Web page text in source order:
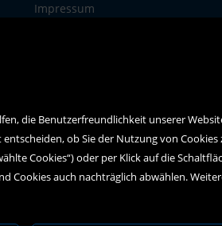
Impressum
die Benutzerfreundlichkeit unserer
ob Sie der Nutzung von
Cookies“) oder per Klick auf die
Cookies auch nachträglich abwählen.